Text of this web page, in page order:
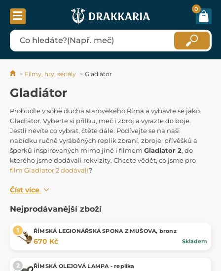
0
Filmy, hry, seriály Gladiátor
Gladiátor
Probuďte v sobě ducha starověkého Říma a vybavte se jako
Gladiátor. Vyberte si přilbu, meč i zbroj a vyrazte do boje.
Jestli nevíte co vybrat, čtěte dále. Podívejte se na naši
nabídku ručně vyráběných replik zbraní, zbroje, přívěšků a
šperků inspirovaných mimo jiné i filmem Gladiator 2, do
kterého jsme dodávali rekvizity. Chcete vědět, co jsme pro
film Gladiator 2 dodávali?
Číst více
Nejprodávanější zboží
ŘÍMSKÁ LEGIONÁŘSKÁ SPONA Z MUŠOVA, bronz
670 Kč Skladem
ŘÍMSKÁ OLEJOVÁ LAMPA - replika